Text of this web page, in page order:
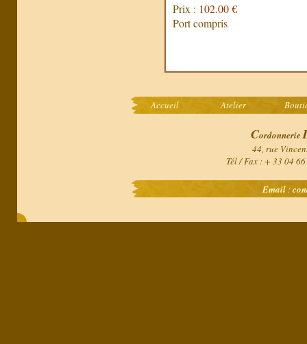
Prix : 102.00 €
Port compris
Accueil Atelier
Cordonnerie
44, rue
Tél / Fax : + 33 04
Email: